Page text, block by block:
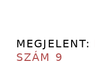
MEGJELENT:
SZÁM 9